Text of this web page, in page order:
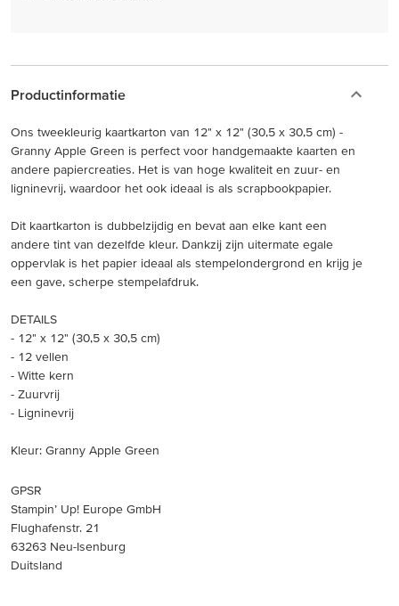
Productinformatie
Ons tweekleurig kaartkarton van 12" x 12" (30,5 x 30,5 cm) -
Granny Apple Green is perfect voor handgemaakte kaarten en
andere papiercreaties. Het is van hoge kwaliteit en zuur- en
ligninevrij, waardoor het ook ideaal is als scrapbookpapier.
Dit kaartkarton is dubbelzijdig en bevat aan elke kant een
andere tint van dezelfde kleur. Dankzij zijn uitermate egale
oppervlak is het papier ideaal als stempelondergrond en krijg je
een gave, scherpe stempelafdruk.
DETAILS
- 12" x 12" (30,5 x 30,5 cm)
- 12 vellen
- Witte kern
- Zuurvrij
- Ligninevrij
Kleur: Granny Apple Green
GPSR
Stampin’ Up! Europe GmbH
Flughafenstr. 21
63263 Neu-Isenburg
Duitsland